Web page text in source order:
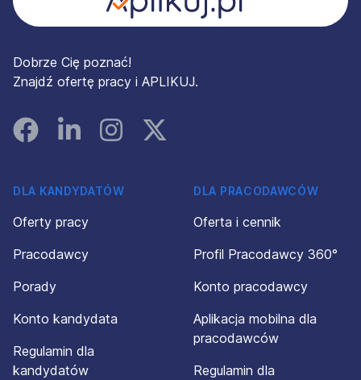
Dobrze Cię poznać!
Znajdź ofertę pracy i APLIKUJ.
FacebookLinked InInstagramInstagram
DLA KANDYDATÓW
Oferty pracy
Pracodawcy
Porady
Konto kandydata
Regulamin dla
kandydatów
DLA PRACODAWCÓW
Oferta i cennik
Profil Pracodawcy 360°
Konto pracodawcy
Aplikacja mobilna dla
pracodawców
Regulamin dla